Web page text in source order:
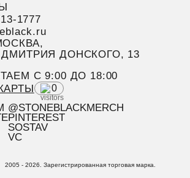
1777
ДМИТРИЯ ДОНСКОГО, 13
C 9:00 ДО 18:00
0
@STONEBLACKMERCH
PINTEREST
SOSTAV
VC
2005 - 2026. Зарегистрированная торговая марка.